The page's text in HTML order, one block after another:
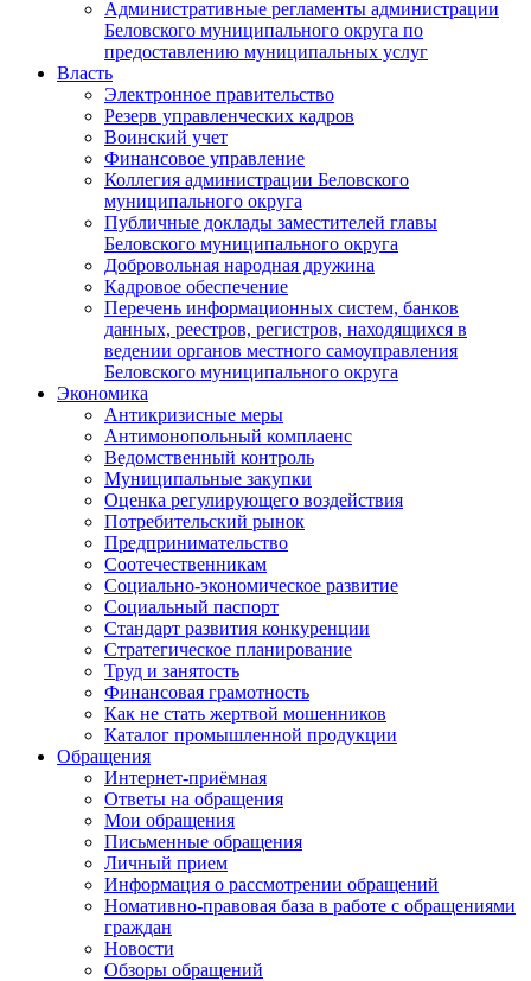
Административные регламенты администрации
Беловского муниципального округа по
предоставлению муниципальных услуг
Власть
Электронное правительство
Резерв управленческих кадров
Воинский учет
Финансовое управление
Коллегия администрации Беловского
муниципального округа
Публичные доклады заместителей главы
Беловского муниципального округа
Добровольная народная дружина
Кадровое обеспечение
Перечень информационных систем, банков
данных, реестров, регистров, находящихся в
ведении органов местного самоуправления
Беловского муниципального округа
Экономика
Антикризисные меры
Антимонопольный комплаенс
Ведомственный контроль
Муниципальные закупки
Оценка регулирующего воздействия
Потребительский рынок
Предпринимательство
Соотечественникам
Социально-экономическое развитие
Социальный паспорт
Стандарт развития конкуренции
Стратегическое планирование
Труд и занятость
Финансовая грамотность
Как не стать жертвой мошенников
Каталог промышленной продукции
Обращения
Интернет-приёмная
Ответы на обращения
Мои обращения
Письменные обращения
Личный прием
Информация о рассмотрении обращений
Номативно-правовая база в работе с обращениями
граждан
Новости
Обзоры обращений